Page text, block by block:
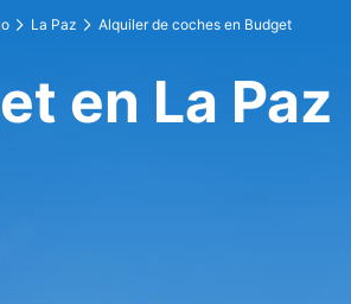
La Paz Alquiler de coches en Budget
en La Paz